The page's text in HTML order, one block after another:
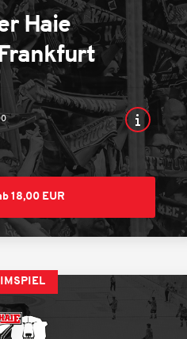
Haie
18,00 EUR